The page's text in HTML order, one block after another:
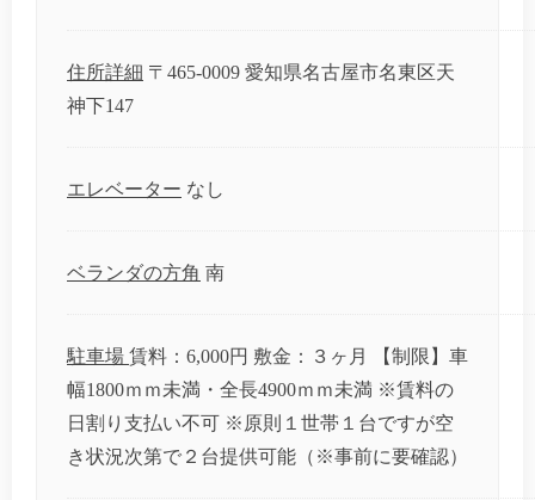
住所詳細 〒465-0009 愛知県名古屋市名東区天
神下147
エレベーター なし
ベランダの方角 南
駐車場 賃料：6,000円 敷金：３ヶ月 【制限】車
幅1800ｍｍ未満・全長4900ｍｍ未満 ※賃料の
日割り支払い不可 ※原則１世帯１台ですが空
き状況次第で２台提供可能（※事前に要確認）